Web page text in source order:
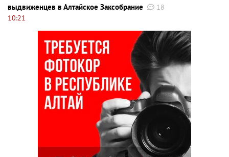
выдвиженцев в Алтайское Заксобрание
18
10:21